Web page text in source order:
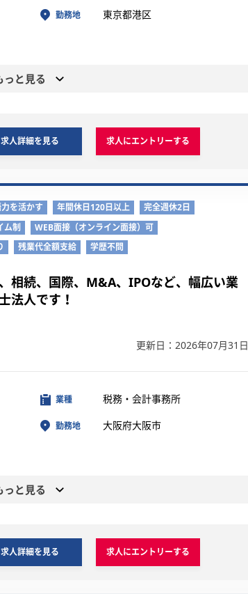
勤務地 東京都港区
っと見る
求人詳細を見る 求人にエントリーする
を活かす 年間休日120日以上
完全週休2日
ム制
WEB面接（オンライン面接）可
残業代全額支給 学歴不問
相続、国際、M&A、IPOなど、幅広い業
法人です！
更新日：2026年07月31日
業種 税務・会計事務所
勤務地 大阪府大阪市
っと見る
求人詳細を見る 求人にエントリーする